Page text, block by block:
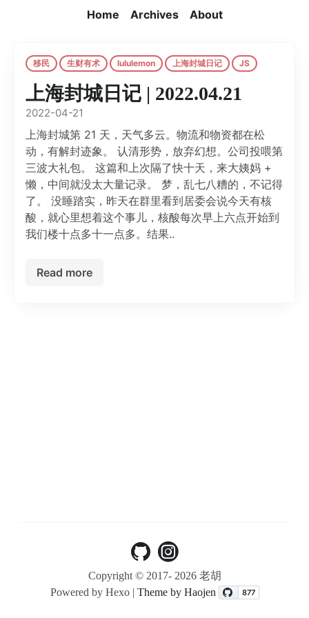
Home Archives About
移民 生财有术 lululemon 上海封城日记 JS
上海封城日记 | 2022.04.21
2022-04-21
上海封城第 21 天，天气多云。物流和物资都在松
动，有解封迹象。 认清形势，放弃幻想。公司投喂第
三波大礼包。 这篇和上次隔了快十天，来大姨妈 +
懒，中间就没太大量记录。 梦，乱七八糟的，不记得
了。 没睡踏实，昨天在群里看到居委会说今天有核
酸，就心里想着这个事儿，核酸每次早上六点开始到
我们楼十点多十一点多。结果..
Read more
Copyright © 2017-2026 老胡
Powered by Hexo | Theme by Haojen